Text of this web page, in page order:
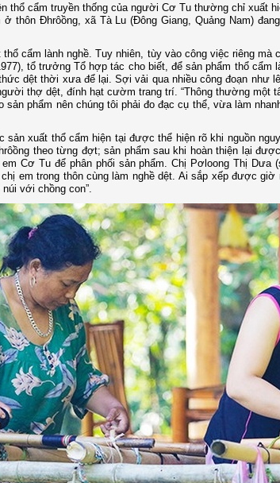
thổ cẩm truyền thống của người Cơ Tu thường chỉ xuất
thôn Đhrôồng, xã Tà Lu (Đông Giang, Quảng Nam)
cẩm lành nghề. Tuy nhiên, tùy vào công việc riêng mà
tổ trưởng Tổ hợp tác cho biết, để sản phẩm thổ cẩm
dệt thời xưa để lại. Sợi vải qua nhiều công đoạn như
thợ dệt, đính hạt cườm trang trí. “Thông thường
phẩm nên chúng tôi phải đo đạc cụ thể, vừa làm
sản xuất thổ cẩm hiện tại được thể hiện rõ khi nguồn
theo từng đợt; sản phẩm sau khi hoàn thiện lại
Cơ Tu để phân phối sản phẩm. Chị Pơloong Thị Dưa
em trong thôn cùng làm nghề dệt. Ai sắp xếp được
với chồng con”.